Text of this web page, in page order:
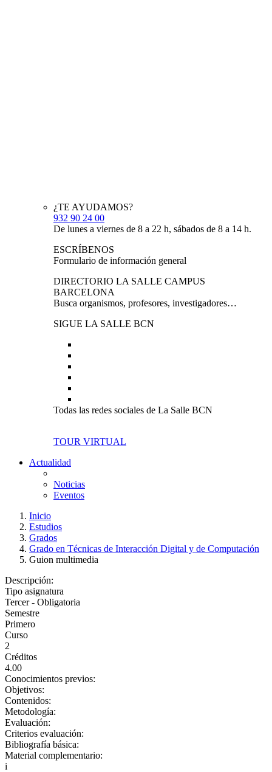
¿TE AYUDAMOS?
932 90 24 00
De lunes a viernes de 8 a 22 h, sábados de 8 a 14 h.
ESCRÍBENOS
Formulario de información general
DIRECTORIO LA SALLE CAMPUS
BARCELONA
Busca organismos, profesores, investigadores…
SIGUE LA SALLE BCN
Todas las redes sociales de La Salle BCN
TOUR VIRTUAL
Actualidad
Noticias
Eventos
Inicio
Estudios
Grados
Grado en Técnicas de Interacción Digital y de Computación
Guion multimedia
Descripción:
Tipo asignatura
Tercer - Obligatoria
Semestre
Primero
Curso
2
Créditos
4.00
Conocimientos previos:
Objetivos:
Contenidos:
Metodología:
Evaluación:
Criterios evaluación:
Bibliografía básica:
Material complementario:
i